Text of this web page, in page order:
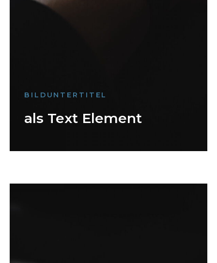
BILDUNTERTITEL
als Text Element